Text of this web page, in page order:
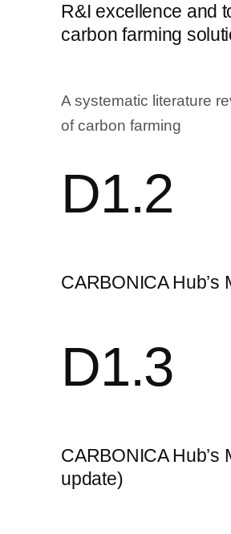
R&I excellence and
carbon farming
A systematic literature
of carbon farming
D1.2
CARBONICA Hub’s
D1.3
CARBONICA Hub’s
update)